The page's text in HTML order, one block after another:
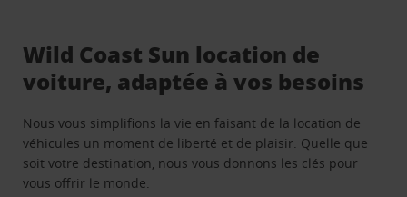
Wild Coast Sun location de
voiture, adaptée à vos besoins
Nous vous simplifions la vie en faisant de la location de
véhicules un moment de liberté et de plaisir. Quelle que
soit votre destination, nous vous donnons les clés pour
vous offrir le monde.